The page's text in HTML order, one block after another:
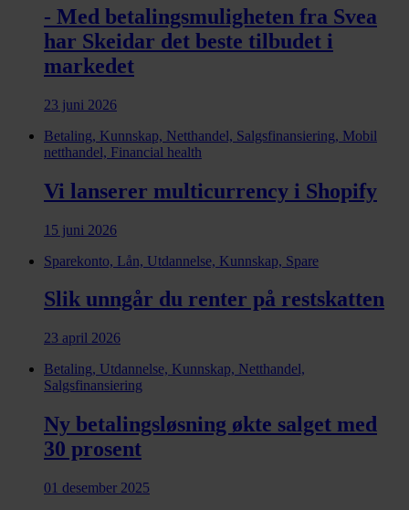
- Med betalingsmuligheten fra Svea
har Skeidar det beste tilbudet i
markedet
23 juni 2026
Betaling, Kunnskap, Netthandel, Salgsfinansiering, Mobil
netthandel, Financial health
Vi lanserer multicurrency i Shopify
15 juni 2026
Sparekonto, Lån, Utdannelse, Kunnskap, Spare
Slik unngår du renter på restskatten
23 april 2026
Betaling, Utdannelse, Kunnskap, Netthandel,
Salgsfinansiering
Ny betalingsløsning økte salget med
30 prosent
01 desember 2025